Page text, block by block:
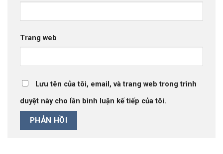
Trang web
Lưu tên của tôi, email, và trang web trong trình
duyệt này cho lần bình luận kế tiếp của tôi.